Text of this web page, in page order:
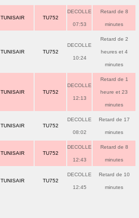
TUNISAIR TU752
DECOLLE
07:53
Retard de 8
minutes
TUNISAIR TU752
DECOLLE
10:24
Retard de 2
heures et 4
minutes
TUNISAIR TU752
DECOLLE
12:13
Retard de 1
heure et 23
minutes
TUNISAIR TU752
DECOLLE
08:02
Retard de 17
minutes
TUNISAIR TU752
DECOLLE
12:43
Retard de 8
minutes
TUNISAIR TU752
DECOLLE
12:45
Retard de 10
minutes